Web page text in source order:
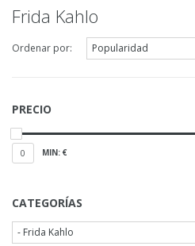
Frida Kahlo
Ordenar por:
PRECIO
0 MIN: €
CATEGORÍAS